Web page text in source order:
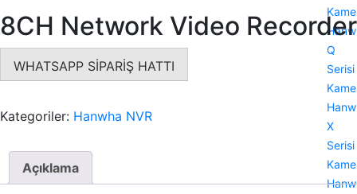
Q
Serisi
X
Serisi
8CH Network Video Recorder
WHATSAPP SİPARİŞ HATTI
Kategoriler: Hanwha NVR
Açıklama